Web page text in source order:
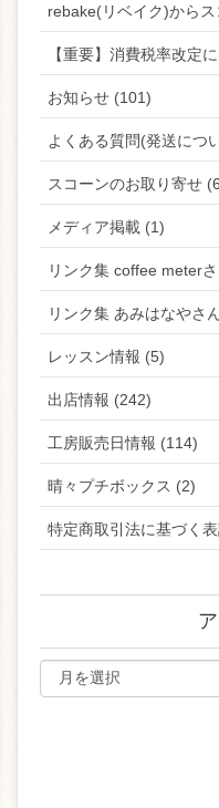
rebake(リベイク)から
【重要】消費税率改定
お知らせ (101)
よくある質問(発送につ
スコーンのお取り寄せ
メディア掲載 (1)
リンク集 coffee meter
リンク集 あみはなやさ
レッスン情報 (5)
出店情報 (242)
工房販売日情報 (114)
晴々プチボックス (2)
特定商取引法に基づく